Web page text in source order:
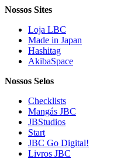
Nossos Sites
Loja LBC
Made in Japan
Hashitag
AkibaSpace
Nossos Selos
Checklists
Mangás JBC
JBStudios
Start
JBC Go Digital!
Livros JBC